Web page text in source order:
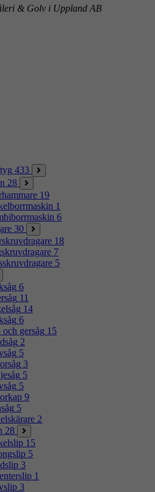
& Golv i Uppland AB
433
28
19
1
6
30
18
7
5
6
11
14
6
gersåg 15
2
5
3
5
5
9
5
2
28
15
5
3
1
3